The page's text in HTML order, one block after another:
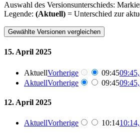
Auswahl des Versionsunterschieds:
Legende: (Aktuell) = Unterschied zur
15. April 2025
AktuellVorherige 09:45
AktuellVorherige 09:45
12. April 2025
AktuellVorherige 10:14